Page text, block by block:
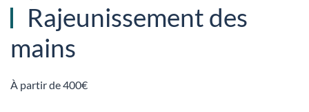
Rajeunissement des
mains
À partir de 400€